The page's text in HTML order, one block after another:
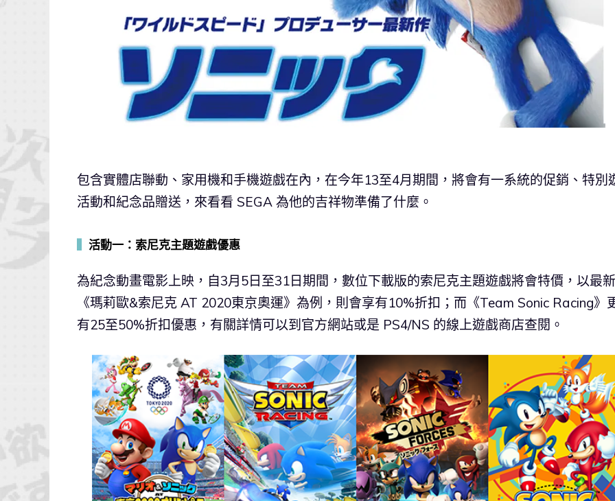
包含實體店聯動、家用機和手機遊戲在內，在今年13至4月期間，將會有一系統的促銷、特別
活動和紀念品贈送，來看看 SEGA 為他的吉祥物準備了什麼。
活動一：索尼克主題遊戲優惠
為紀念動畫電影上映，自3月5日至31日期間，數位下載版的索尼克主題遊戲將會特價，以最
《瑪莉歐&索尼克 AT 2020東京奧運》為例，則會享有10%折扣；而《Team Sonic Racing》
有25至50%折扣優惠，有關詳情可以到官方網站或是 PS4/NS 的線上遊戲商店查閱。